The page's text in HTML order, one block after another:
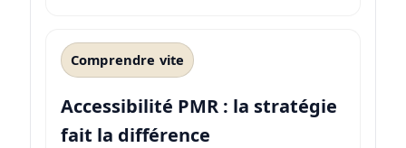
Comprendre vite
Accessibilité PMR : la stratégie
fait la différence